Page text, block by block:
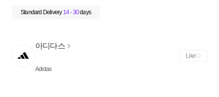
Standard Delivery 14 - 30days
아디다스
Adidas
Like